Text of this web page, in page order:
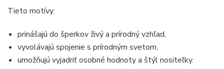
Tieto motívy:
prinášajú do šperkov živý a prírodný vzhľad,
vyvolávajú spojenie s prírodným svetom,
umožňujú vyjadriť osobné hodnoty a štýl nositeľky.